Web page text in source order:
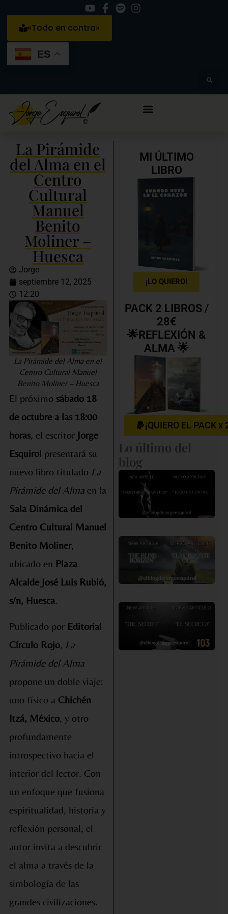
«Todo en contra»
ES
La Pirámide
del Alma en el
Centro
Cultural
Manuel
Benito
Moliner –
Huesca
Jorge
septiembre 12, 2025
12:20
La Pirámide del Alma en el
Centro Cultural Manuel
Benito Moliner – Huesca
El próximo sábado 18
de octubre a las 18:00
horas, el escritor Jorge
Esquirol presentará su
nuevo libro titulado La
Pirámide del Almaen la
Sala Dinámica del
Centro Cultural Manuel
Benito Moliner,
ubicado en Plaza
Alcalde José Luis Rubió,
s/n, Huesca.
Publicado por Editorial
Círculo Rojo, La
Pirámide del Alma
propone un doble viaje:
uno físico a Chichén
Itzá, México, y otro
profundamente
introspectivo hacia el
interior del lector. Con
un enfoque que fusiona
espiritualidad, historia y
reflexión personal, el
autor invita a descubrir
el alma a través de la
simbología de las
grandes civilizaciones.
MI ÚLTIMO
LIBRO
¡LO QUIERO!
PACK 2 LIBROS /
28€
🌟REFLEXIÓN &
ALMA 🌟
¡QUIERO EL PACK x
Lo último del
blog